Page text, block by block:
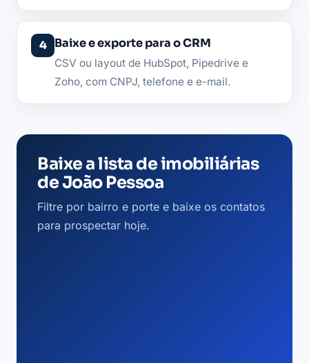
Baixe e exporte para o CRM
CSV ou layout de HubSpot, Pipedrive e
Zoho, com CNPJ, telefone e e-mail.
Baixe a lista de imobiliárias
de João Pessoa
Filtre por bairro e porte e baixe os contatos
para prospectar hoje.